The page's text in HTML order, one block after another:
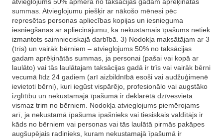
summas. Atvieglojumu piešķir ar nākošo mēnesi pēc
represētas personas apliecības kopijas un iesnieguma
iesniegšanas ar apliecinājumu, ka nekustamais īpašums netiek
izmantots saimnieciskajā darbībā. 3) Nodokļa maksātājam ar 3
(trīs) un vairāk bērniem – atvieglojums 50% no taksācijas
gadam aprēķinātās summas, ja personai (pašai vai kopā ar
laulāto) vai tās laulātajam taksācijas gadā ir trīs vai vairāk bērni
vecumā līdz 24 gadiem (arī aizbildnībā esoši vai audžuģimenē
ievietoti bērni), kuri iegūst vispārējo, profesionālo vai augstāko
izglītību un nekustamajā īpašumā ir deklarētā dzīvesvieta
vismaz trim no bērniem. Nodokļa atvieglojums piemērojams
arī, ja nekustamā īpašuma īpašnieks vai tiesiskais valdītājs ir
kāds no bērniem vai personas vai tās laulātā pirmās pakāpes
augšupējais radinieks, kuram nekustamajā īpašumā ir